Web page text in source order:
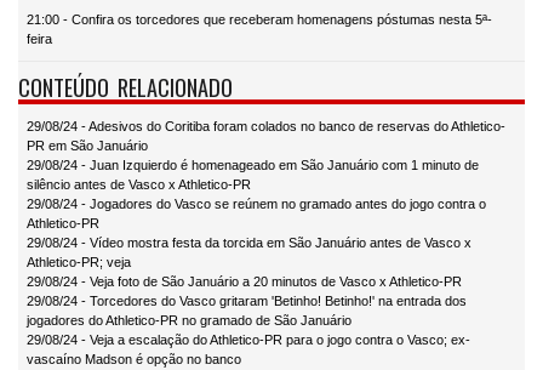
21:00 - Confira os torcedores que receberam homenagens póstumas nesta 5ª-
feira
CONTEÚDO RELACIONADO
29/08/24 - Adesivos do Coritiba foram colados no banco de reservas do Athletico-
PR em São Januário
29/08/24 - Juan Izquierdo é homenageado em São Januário com 1 minuto de
silêncio antes de Vasco x Athletico-PR
29/08/24 - Jogadores do Vasco se reúnem no gramado antes do jogo contra o
Athletico-PR
29/08/24 - Vídeo mostra festa da torcida em São Januário antes de Vasco x
Athletico-PR; veja
29/08/24 - Veja foto de São Januário a 20 minutos de Vasco x Athletico-PR
29/08/24 - Torcedores do Vasco gritaram 'Betinho! Betinho!' na entrada dos
jogadores do Athletico-PR no gramado de São Januário
29/08/24 - Veja a escalação do Athletico-PR para o jogo contra o Vasco; ex-
vascaíno Madson é opção no banco